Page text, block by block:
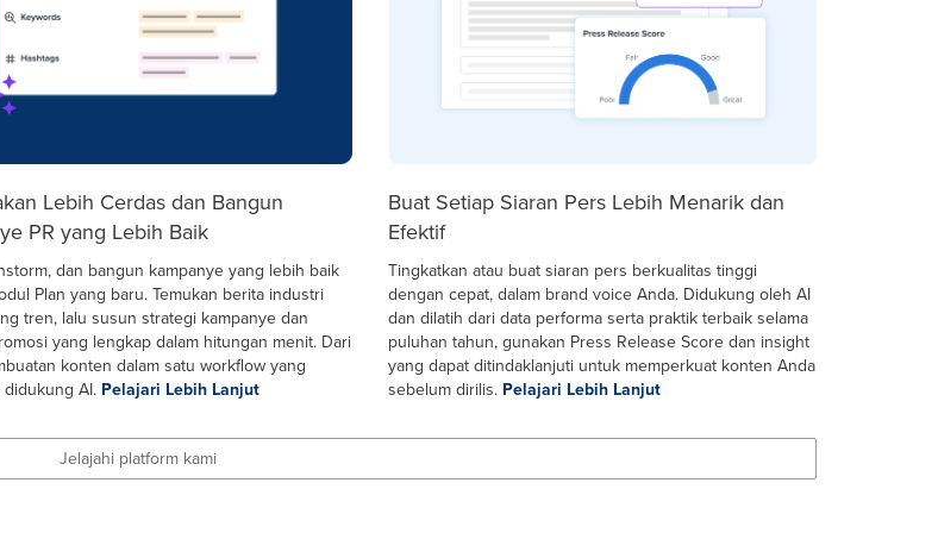
Lebih Cerdas dan Bangun
PR yang Lebih Baik
dan bangun kampanye yang lebih baik
Plan yang baru. Temukan berita industri
tren, lalu susun strategi kampanye dan
yang lengkap dalam hitungan menit. Dari
konten dalam satu workflow yang
AI. Pelajari Lebih Lanjut
Buat Setiap Siaran Pers Lebih Menarik dan
Efektif
Tingkatkan atau buat siaran pers berkualitas tinggi
dengan cepat, dalam brand voice Anda. Didukung oleh AI
dan dilatih dari data performa serta praktik terbaik selama
puluhan tahun, gunakan Press Release Score dan insight
yang dapat ditindaklanjuti untuk memperkuat konten Anda
sebelum dirilis. Pelajari Lebih Lanjut
Jelajahi platform kami